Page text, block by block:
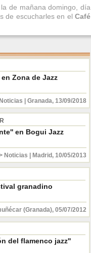
de mañana domingo, día
de escucharles en el Café
Zona de Jazz
Granada, 13/09/2018
en Bogui Jazz
Noticias Madrid , 10/05/2013
granadino
(Granada), 05/07/2012
del flamenco jazz''